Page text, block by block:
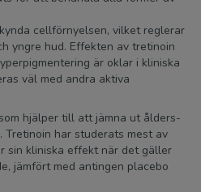
cellförnyelsen, vilket reglerar
yngre hud. Effekten av tretinoin
är oklar i kliniska
väl med andra aktiva
hjälper till att jämna ut ålders-
Tretinoin har studerats mest av
sin kliniska effekt när det gäller
jämfört med antingen placebo